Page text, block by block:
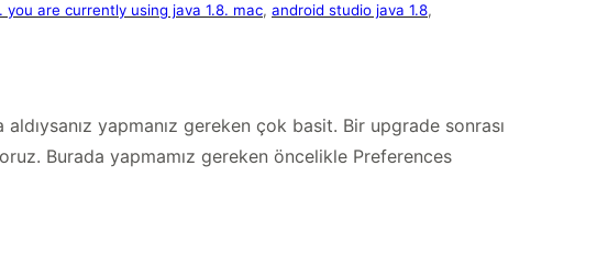
are currently using java 1.8. mac, android studio java 1.8
yapmanız gereken çok basit. Bir upgrade sonrası
Burada yapmamız gereken öncelikle Preferences